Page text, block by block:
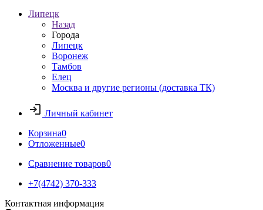
Липецк
Назад
Города
Липецк
Воронеж
Тамбов
Елец
Москва и другие регионы (доставка ТК)
Личный кабинет
Корзина0
Отложенные0
Сравнение товаров0
+7(4742) 370-333
Контактная информация